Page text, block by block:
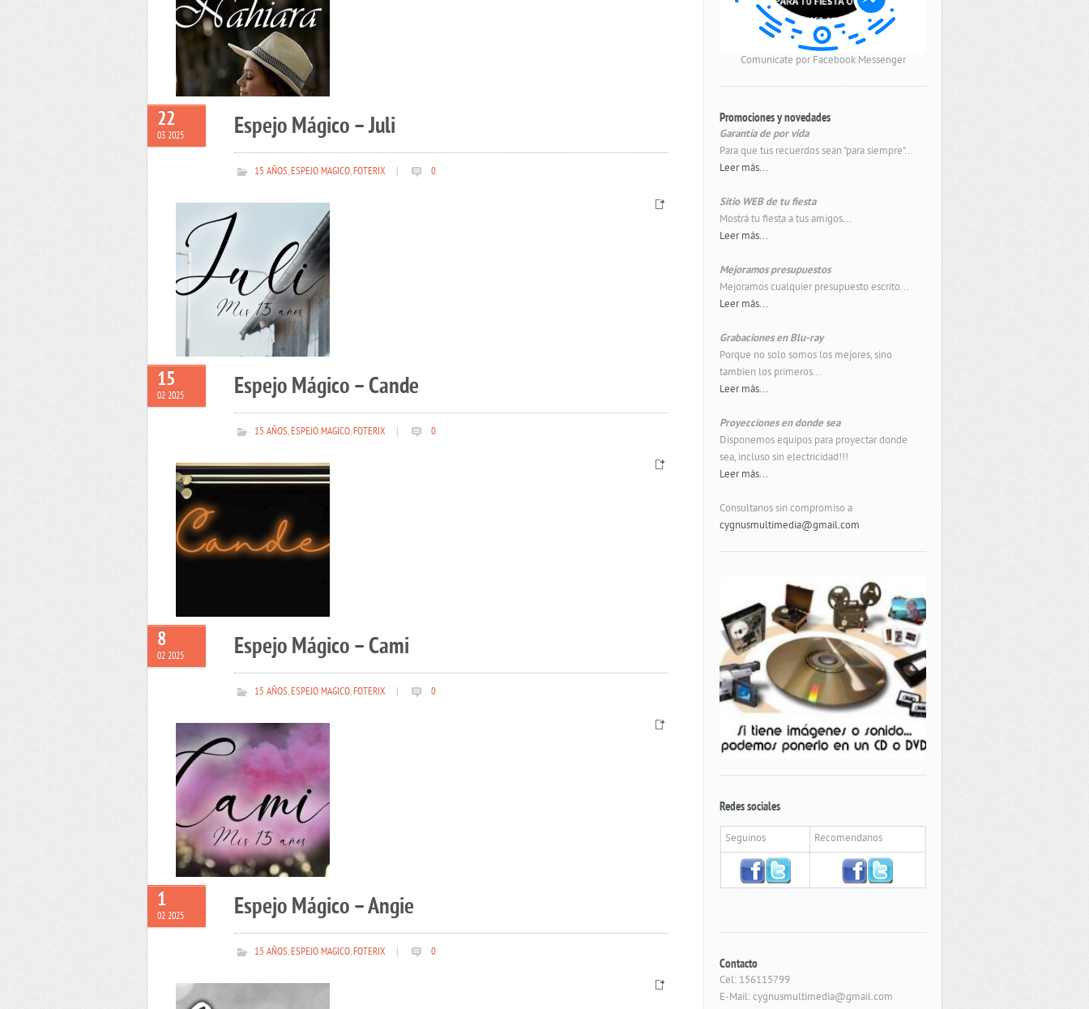
22
03 2025 Espejo Mágico – Juli
15 AÑOS,ESPEJO MAGICO,FOTERIX 0
15
02 2025 Espejo Mágico – Cande
15 AÑOS,ESPEJO MAGICO,FOTERIX 0
8
02 2025 Espejo Mágico – Cami
15 AÑOS,ESPEJO MAGICO,FOTERIX 0
1
02 2025 Espejo Mágico – Angie
15 AÑOS,ESPEJO MAGICO,FOTERIX 0
Comunicate por Facebook Messenger
Promociones y novedades
Garantía de por vida
Para que tus recuerdos sean "para siempre"...
Leer más...
Sitio WEB de tu fiesta
Mostrá tu fiesta a tus amigos...
Leer más...
Mejoramos presupuestos
Mejoramos cualquier presupuesto escrito...
Leer más...
Grabaciones en Blu-ray
Porque no solo somos los mejores, sino
tambien los primeros...
Leer más...
Proyecciones en donde sea
Disponemos equipos para proyectar donde
sea, incluso sin electricidad!!!
Leer más...
Consultanos sin compromiso a
cygnusmultimedia@gmail.com
Redes sociales
Seguinos Recomendanos
Cel: 156115799